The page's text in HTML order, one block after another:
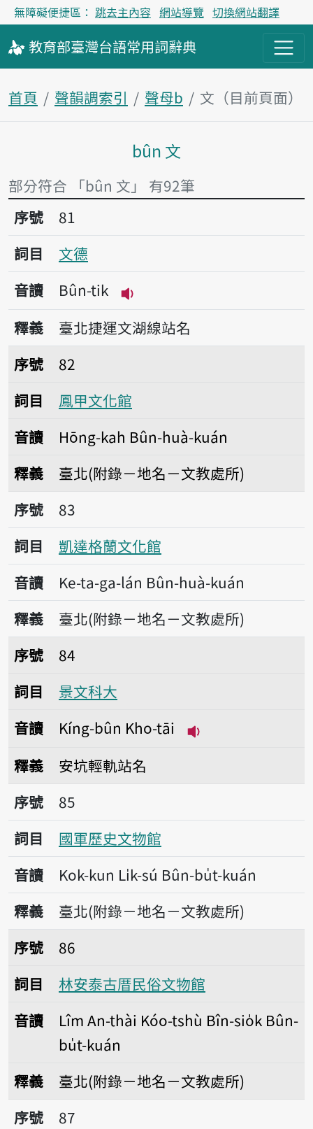
無障礙便捷區： 跳去主內容 網站導覽 切換網站翻譯
教育部臺灣台語常用詞辭典
首頁 聲韻調索引 聲母b 文（目前頁面）
主內容區塊
bûn 文
部分符合 「bûn 文」 有92筆
序號81文德
序號
81
詞目
文德
音讀
Bûn-tik
播放音讀Bûn-tik
釋義
臺北捷運文湖線站名
序號82鳳甲文化館
序號
82
詞目
鳳甲文化館
音讀
Hōng-kah Bûn-huà-kuán
釋義
臺北(附錄－地名－文教處所)
序號83凱達格蘭文化館
序號
83
詞目
凱達格蘭文化館
音讀
Ke-ta-ga-lán Bûn-huà-kuán
釋義
臺北(附錄－地名－文教處所)
序號84景文科大
序號
84
詞目
景文科大
音讀
Kíng-bûn Kho-tāi
釋義
安坑輕軌站名
序號85國軍歷史文物館
序號
85
詞目
國軍歷史文物館
音讀
Kok-kun Li̍k-sú Bûn-bu̍t-kuán
釋義
臺北(附錄－地名－文教處所)
序號86林安泰古厝民俗文物館
序號
86
詞目
林安泰古厝民俗文物館
音讀
Lîm An-thài Kóo-tshù Bîn-sio̍k Bûn-
bu̍t-kuán
釋義
臺北(附錄－地名－文教處所)
序號87臺北市立天文科學教育館
序號
87